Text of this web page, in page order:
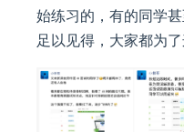
始练习的，有的同学
足以见得，大家都为了